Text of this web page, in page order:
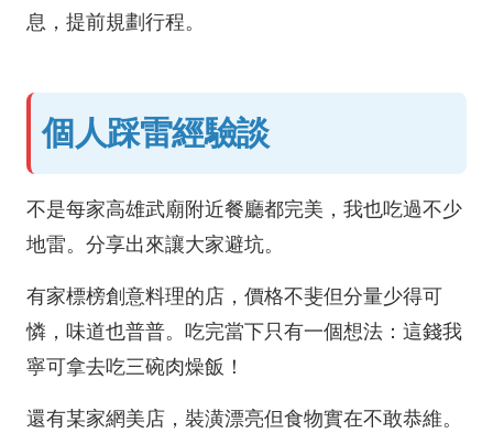
息，提前規劃行程。
個人踩雷經驗談
不是每家高雄武廟附近餐廳都完美，我也吃過不少
地雷。分享出來讓大家避坑。
有家標榜創意料理的店，價格不斐但分量少得可
憐，味道也普普。吃完當下只有一個想法：這錢我
寧可拿去吃三碗肉燥飯！
還有某家網美店，裝潢漂亮但食物實在不敢恭維。